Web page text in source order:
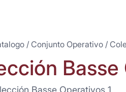
/ Conjunto Operativo /
Basse
Basse Operativos 1